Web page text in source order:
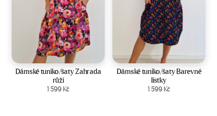
Velikost:44-50
Dámské tuniko/šaty Zahrada
růží
1 599Kč
Zobrazit produkt
Velikost:44-50
Dámské tuniko/šaty Barevné
lístky
1 599Kč
Zobrazit produkt